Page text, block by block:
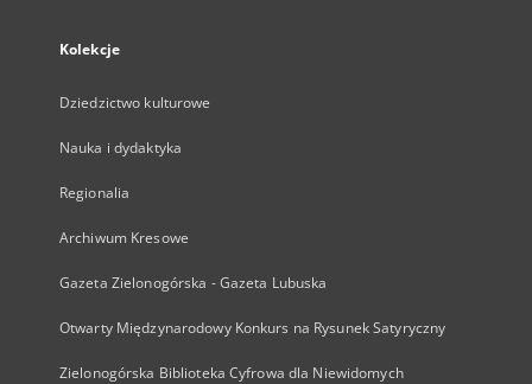
Kolekcje
Dziedzictwo kulturowe
Nauka i dydaktyka
Regionalia
Archiwum Kresowe
Gazeta Zielonogórska - Gazeta Lubuska
Otwarty Międzynarodowy Konkurs na Rysunek Satyryczny
Zielonogórska Biblioteka Cyfrowa dla Niewidomych